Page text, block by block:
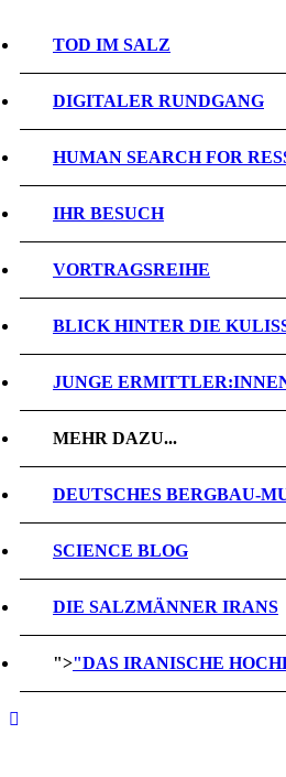
TOD IM SALZ
DIGITALER RUNDGANG
HUMAN SEARCH FOR
IHR BESUCH
VORTRAGSREIHE
BLICK HINTER DIE
JUNGE
MEHR DAZU...
DEUTSCHES BERGBAU-
SCIENCE BLOG
DIE SALZMÄNNER IRANS
">"DAS IRANISCHE